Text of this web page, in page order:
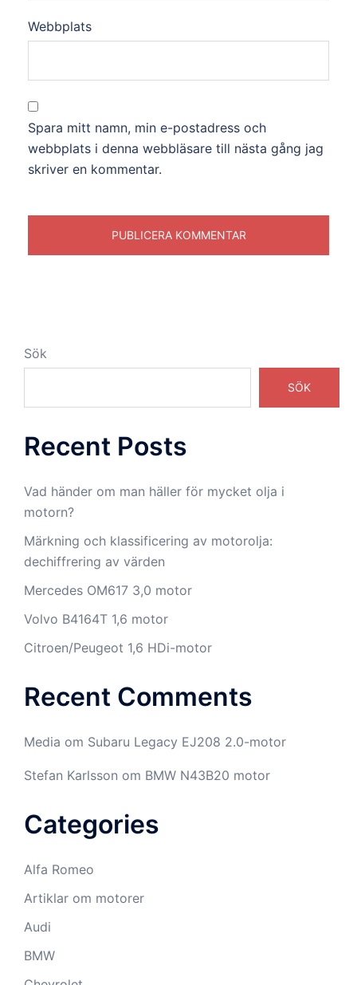
Webbplats
Spara mitt namn, min e-postadress och
webbplats i denna webbläsare till nästa gång jag
skriver en kommentar.
Sök
SÖK
Recent Posts
Vad händer om man häller för mycket olja i
motorn?
Märkning och klassificering av motorolja:
dechiffrering av värden
Mercedes OM617 3,0 motor
Volvo B4164T 1,6 motor
Citroen/Peugeot 1,6 HDi-motor
Recent Comments
Media om Subaru Legacy EJ208 2.0-motor
Stefan Karlsson om BMW N43B20 motor
Categories
Alfa Romeo
Artiklar om motorer
Audi
BMW